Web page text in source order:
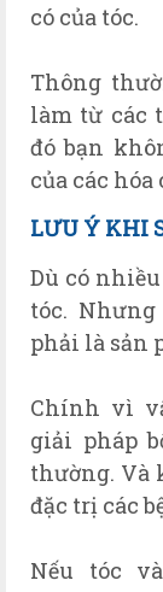
có của tóc.
Thông
làm từ các
đó bạn
của các
LƯU Ý KHI
Dù có
tóc.
phải là sản
Chính vì
giải pháp
thường. Và
đặc trị các
Nếu tóc